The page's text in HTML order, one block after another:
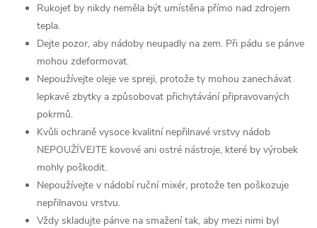
Rukojeť by nikdy neměla být umístěna přímo nad zdrojem
tepla.
Dejte pozor, aby nádoby neupadly na zem. Při pádu se pánve
mohou zdeformovat.
Nepoužívejte oleje ve spreji, protože ty mohou zanechávat
lepkavé zbytky a způsobovat přichytávání připravovaných
pokrmů.
Kvůli ochraně vysoce kvalitní nepřilnavé vrstvy nádob
NEPOUŽÍVEJTE kovové ani ostré nástroje, které by výrobek
mohly poškodit.
Nepoužívejte v nádobí ruční mixér, protože ten poškozuje
nepřilnavou vrstvu.
Vždy skladujte pánve na smažení tak, aby mezi nimi byl